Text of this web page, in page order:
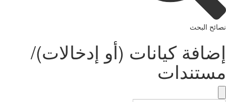
نصائح البحث
إضافة كيانات (أو إدخالات)/
مستندات